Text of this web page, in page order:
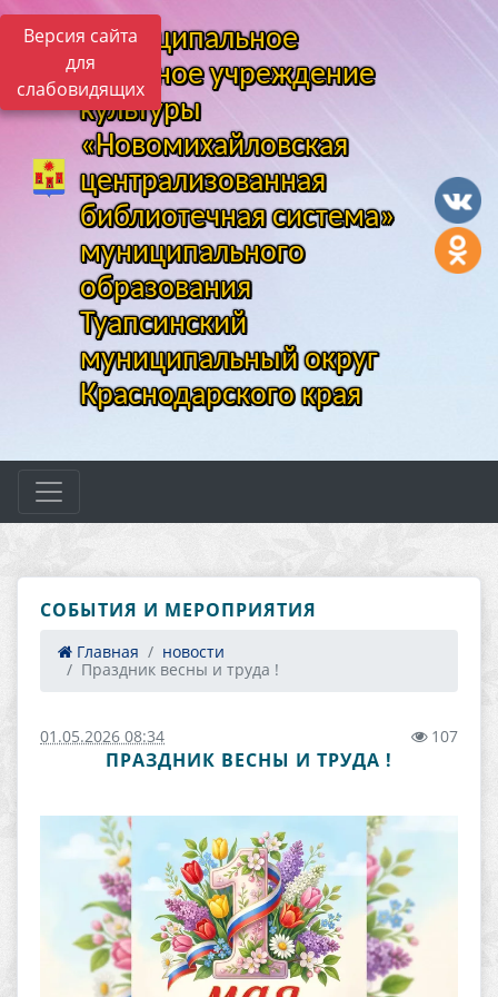
Версия сайта
для
слабовидящих
Муниципальное
казенное учреждение
культуры
«Новомихайловская
централизованная
библиотечная система»
муниципального
образования
Туапсинский
муниципальный округ
Краснодарского края
СОБЫТИЯ И МЕРОПРИЯТИЯ
Главная
новости
Праздник весны и труда !
01.05.2026 08:34 107
ПРАЗДНИК ВЕСНЫ И ТРУДА !